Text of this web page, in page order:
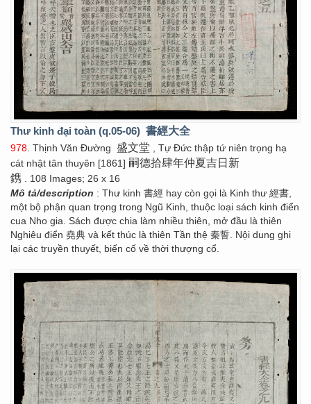
Thư kinh đại toàn (q.05-06) 書經大全
978. Thịnh Văn Đường 盛文堂 , Tự Đức thập tứ niên trọng hạ
cát nhật tân thuyên [1861] 嗣德拾肆年仲夏吉日新
鎸 . 108 Images; 26 x 16
Mô tả/description : Thư kinh 書經 hay còn gọi là Kinh thư 經書,
một bộ phận quan trọng trong Ngũ Kinh, thuộc loại sách kinh điển
cua Nho gia. Sách được chia làm nhiều thiên, mở đầu là thiên
Nghiêu điển 堯典 và kết thúc là thiên Tần thệ 秦誓. Nội dung ghi
lại các truyền thuyết, biến cố về thời thượng cổ.